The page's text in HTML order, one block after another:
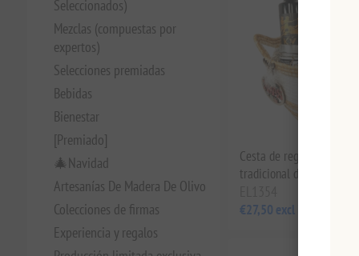
Seleccionados)
Mezclas (compuestas por
expertos)
Selecciones premiadas
Bebidas
Bienestar
[Premiado]
🎄Navidad
Artesanías De Madera De Olivo
Colecciones de firmas
Experiencia y regalos
Cesta de regalo de
tradicional de Navidad
€27,50 excl impuestos